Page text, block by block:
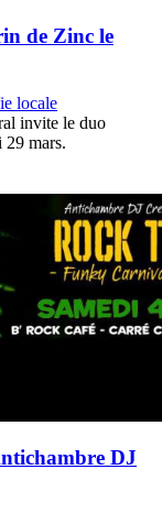
de Zinc le
locale
invite le duo
mars.
DJ